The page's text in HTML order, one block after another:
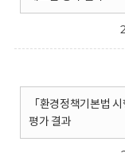
「환경정책기본법
평가 결과